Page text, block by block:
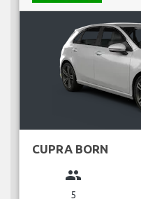
CUPRA BORN
group
5